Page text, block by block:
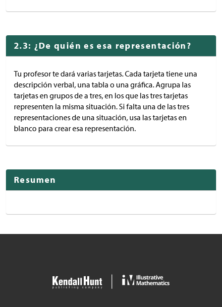
2.3: ¿De quién es esa representación?
Tu profesor te dará varias tarjetas. Cada tarjeta tiene una
descripción verbal, una tabla o una gráfica. Agrupa las
tarjetas en grupos de a tres, en los que las tres tarjetas
representen la misma situación. Si falta una de las tres
representaciones de una situación, usa las tarjetas en
blanco para crear esa representación.
Resumen